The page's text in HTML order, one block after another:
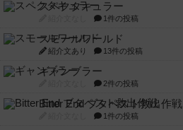
スペクタキュラー
1件の投稿
スモールワールド
紹介文あり 13件の投稿
ギャンブラー
2件の投稿
Bitter End ブタペスト救出作戦
1件の投稿